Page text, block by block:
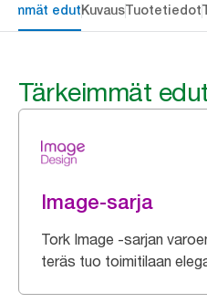
edutKuvausTuotetiedot
Tärkeimmät
Image-sarja
Tork Image -sarjan
teräs tuo toimitilaan